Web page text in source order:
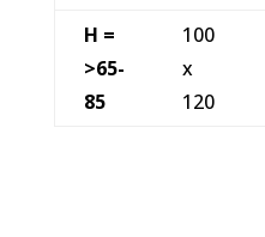
H =
>65-
85
100
x
120